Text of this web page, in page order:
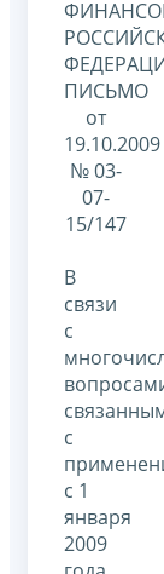
ПИСЬМО
от
19.10.2009
№ 03-
07-
15/147
В
связи
с
с
с 1
января
2009